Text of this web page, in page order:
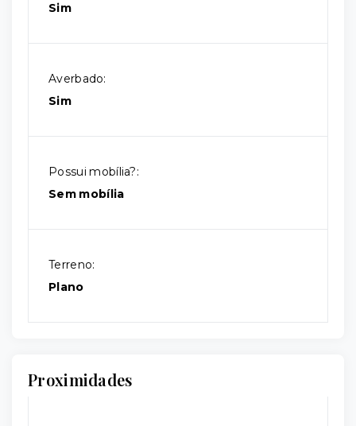
Sim
Averbado:
Sim
Possui mobília?:
Sem mobília
Terreno:
Plano
Proximidades